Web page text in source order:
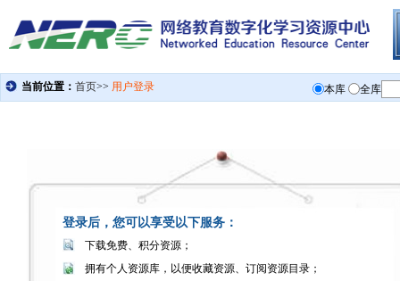
登录后，您可以享受以下服务：
下载免费、积分资源；
拥有个人资源库，以便收藏资源、订阅资源目录；